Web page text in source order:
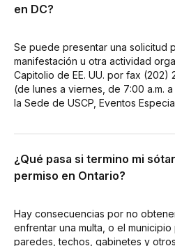
en DC?
Se puede presentar una solicitud
manifestación u otra actividad
Capitolio de EE. UU. por fax
(de lunes a viernes, de 7:00 a.m.
la Sede de USCP, Eventos
¿Qué pasa si termino mi
permiso en Ontario?
Hay consecuencias por no
enfrentar una multa, o el
paredes, techos, gabinetes y